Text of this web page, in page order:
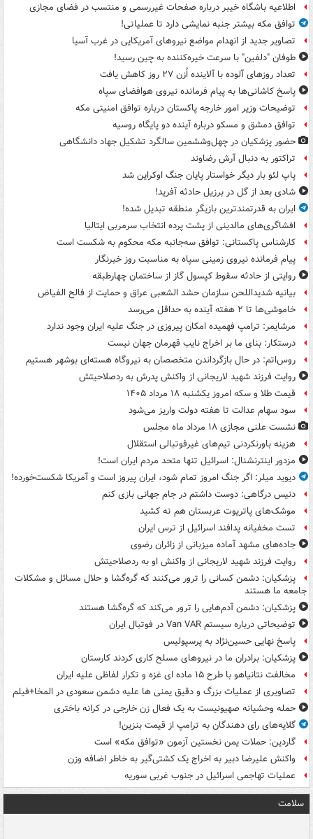
اطلاعیه باشگاه خیبر درباره صفحات غیررسمی و منتسب در فضای مجازی
توافق مکه بیشتر جنبه نمایشی دارد تا عملیاتی!
تصاویر جدید از انهدام مواضع نیروهای آمریکایی در غرب آسیا
طوفان "دلفین" با سرعت خیره‌کننده به چین رسید!
تعداد روزهای آلوده با آلاینده اُزن ۲۷ روز کاهش یافت
پاسخ کاشانی‌ها به پیام فرمانده نیروی هوافضای سپاه
توضیحات وزیر امور خارجه پاکستان درباره توافق امنیتی مکه
توافق دمشق و مسکو درباره آینده دو پایگاه روسیه
حضور پزشکیان در چهل‌وششمین سالگرد تشکیل جهاد دانشگاهی
تراکتور به دنبال آرش رضاوند
پاپ لئو بار دیگر خواستار پایان جنگ اوکراین شد
شادی بعد از گل در برزیل حادثه آفرید!
ایران به قدرتمندترین بازیگرِ منطقه تبدیل شده!
افشاگری‌های مالدینی از پشت پرده انتخاب سرمربی ایتالیا
کارشناس پاکستانی: توافق سه‌جانبه مکه محکوم به شکست است
پیام فرمانده نیروی زمینی سپاه به مناسبت روز خبرنگار
روایتی از حادثه سقوط کپسول گاز از ساختمان چهارطبقه
بیانیه شدیداللحن سازمان حشد الشعبی عراق و حمایت از فالح الفیاض
خاموشی‌ها تا ۲ هفته آینده به حداقل می‌رسد
مرشایمر: ترامپ فهمیده امکان پیروزی در جنگ علیه ایران وجود ندارد
درستکار: بنای ما بر اخراج نایب قهرمان جهان نیست
روس‌اتم: در حال بازگرداندن متخصصان به نیروگاه هسته‌ای بوشهر هستیم
روایت فرزند شهید لاریجانی از واکنش پدرش به ردصلاحیتش
قیمت طلا و سکه امروز یکشنبه ۱۸ مرداد ۱۴۰۵
سود سهام عدالت تا هفته دولت واریز می‌شود
نشست علنی مجازی ۱۸ مرداد ماه مجلس
هزینه باورنکردنی تیم‌های غیرفوتبالی استقلال
مزدور اینترنشنال: اسرائیل تنها متحد مردم ایران است!
دیوید میلر: اگر جنگ امروز تمام شود، ایران پیروز است و آمریکا شکست‌خورده!
دنیس درگاهی: دوست داشتم در جام جهانی بازی کنم
موشک‌های پاتریوت عربستان هم ته‌ کشید
تست مخفیانه پدافند اسرائیل از ترس ایران
جاده‌های مشهد آماده میزبانی از زائران رضوی
روایت فرزند شهید لاریجانی از واکنش او به ردصلاحیتش
پزشکیان: دشمن کسانی را ترور می‌کنند که گره‌گشا و حلال مسائل و مشکلات
جامعه ما هستند
پزشکیان: دشمن آدم‌هایی را ترور می‌کند که گره‌گشا هستند
توضیحاتی درباره سیستم Van VAR در فوتبال ایران
پاسخ نهایی حسین‌نژاد به پرسپولیس
پزشکیان: برادران ما در نیروهای مسلح کاری کردند کارستان
مخالفت نتانیاهو با طرح ۱۵ ماده ای غزه و تکرار لفاظی علیه ایران
تصاویری از عملیات بزرگ و دقیق یمنی ها علیه دشمن سعودی در المخا+فیلم
حمله وحشیانه صهیونیست به یک فعال زن خارجی در کرانه باختری
گلایه‌های رای دهندگان به ترامپ از قیمت بنزین!
گاردین: حملات یمن نخستین آزمون «توافق مکه» است
واکنش علیرضا دبیر به اخراج یک کشتی‌گیر به خاطر اضافه وزن
عملیات تهاجمی اسرائیل در جنوب غربی سوریه
سلامت